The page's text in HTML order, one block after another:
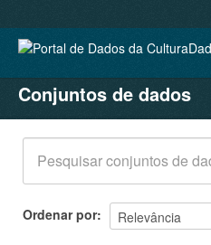
CONJUNTOS DE DADOS
ORGANIZAÇÕES
GRUPOS
SOBRE
Conjuntos de dados
Ordenar por